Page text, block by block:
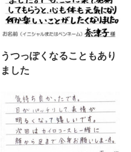
うつっぽくなることもあり
ました